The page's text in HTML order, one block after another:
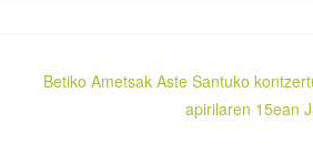
Betiko Ametsak Aste Santuko
apirilaren 15ean